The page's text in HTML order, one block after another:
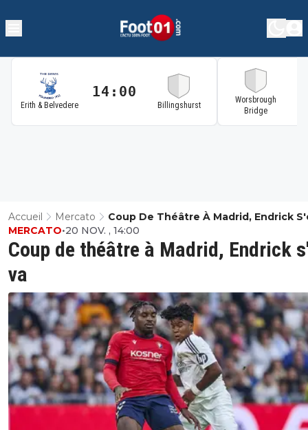
Erith & Belvedere
14:00
Billingshurst
Worsbrough
Bridge
Accueil Mercato Coup De Théâtre À Madrid, Endrick
Coup de théâtre à Madrid, Endrick
va
MERCATO•20 NOV. , 14:00